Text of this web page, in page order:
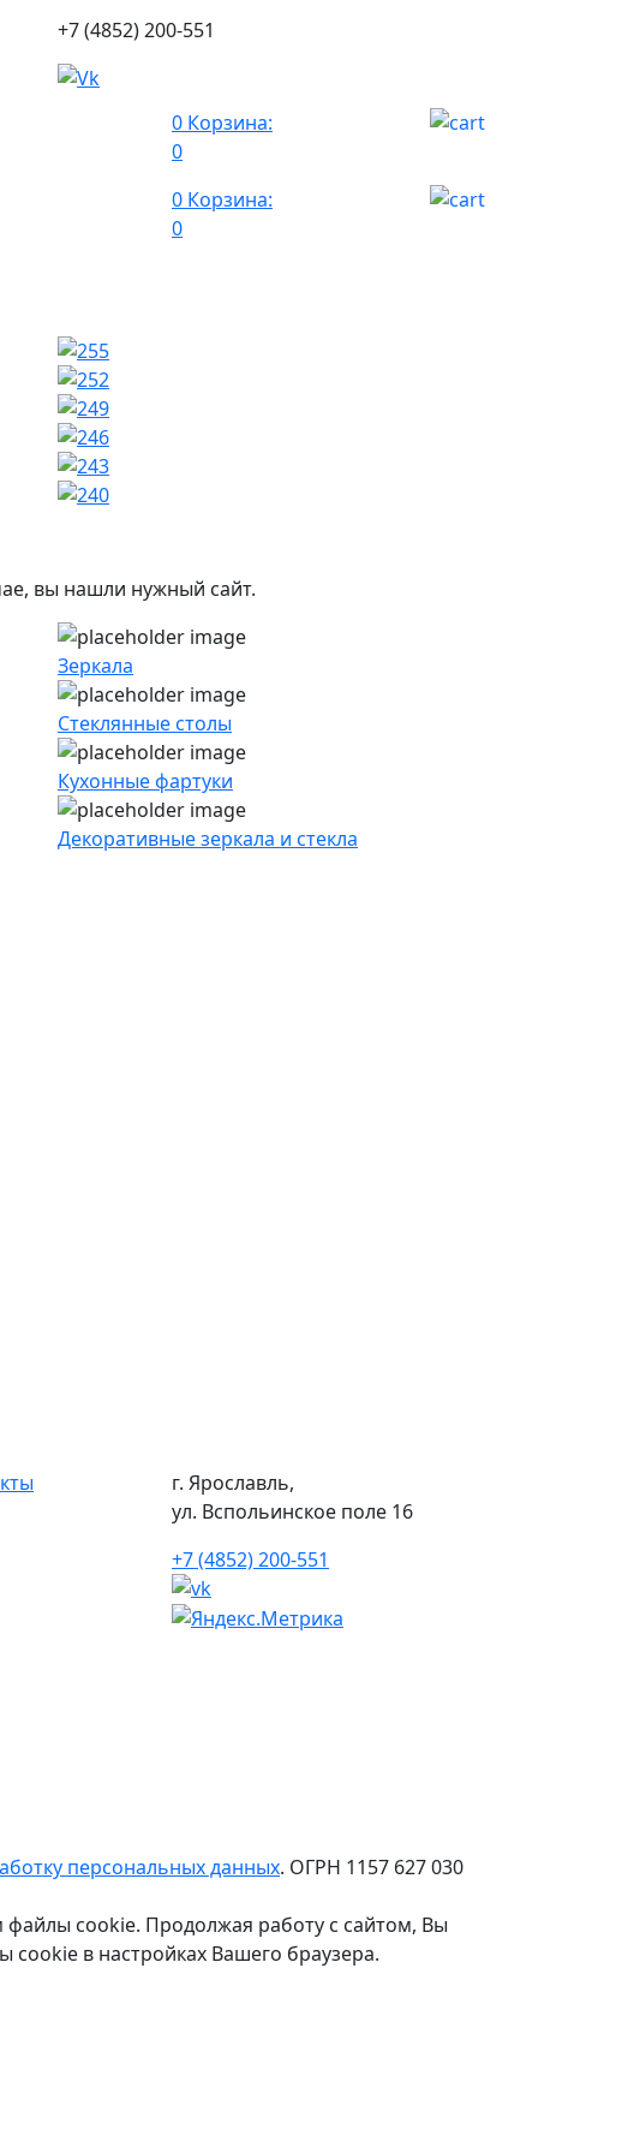
+7 (4852) 200-551
0 Корзина:
0
0 Корзина:
0
вы нашли нужный сайт.
Зеркала
Стеклянные столы
Кухонные фартуки
Декоративные зеркала и стекла
г. Ярославль,
ул. Вспольинское поле 16
+7 (4852) 200-551
персональных данных. ОГРН 1157 627 030
cookie. Продолжая работу с сайтом, Вы
в настройках Вашего браузера.